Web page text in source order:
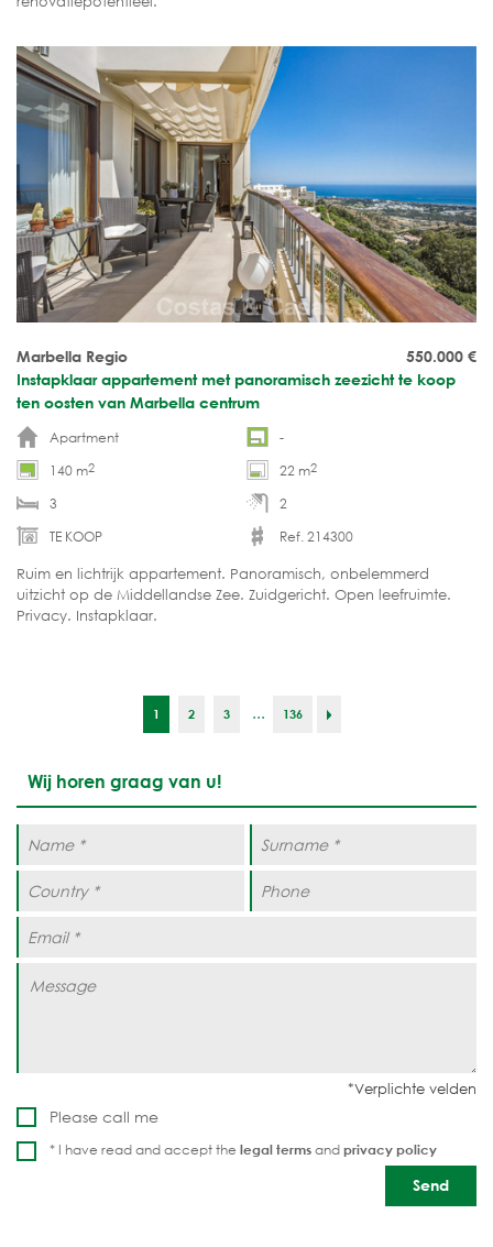
550.000 €
Marbella Regio
Instapklaar appartement met panoramisch zeezicht te koop
ten oosten van Marbella centrum
Apartment
-
140 m2 22 m2
3
2
TE KOOP
Ref. 214300
Ruim en lichtrijk appartement. Panoramisch, onbelemmerd
uitzicht op de Middellandse Zee. Zuidgericht. Open leefruimte.
Privacy. Instapklaar.
1 2 3 ... 136
Wij horen graag van u!
Please call me
* I have read and accept the legal termsandprivacy policy